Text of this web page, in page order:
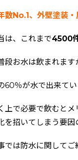
数No.1、外壁塗装
は、これまで4500
段お水は飲まれます
60％が水で出来て
上で必要で飲むと
を招いてしまう要因
では防水に関してご